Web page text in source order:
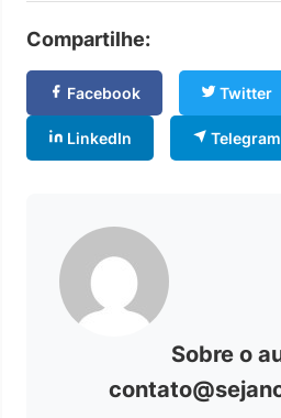
Compartilhe:
Facebook Twitter
LinkedIn Telegram
Sobre o